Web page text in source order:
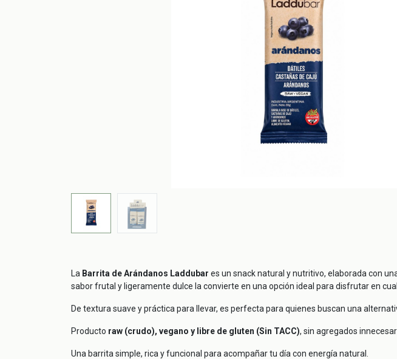
La Barrita de Arándanos Laddubar es un snack natural y nutritivo, elaborada con
sabor frutal y ligeramente dulce la convierte en una opción ideal para disfrutar en
De textura suave y práctica para llevar, es perfecta para quienes buscan una
Producto raw (crudo), vegano y libre de gluten (Sin TACC), sin agregados
Una barrita simple, rica y funcional para acompañar tu día con energía natural.